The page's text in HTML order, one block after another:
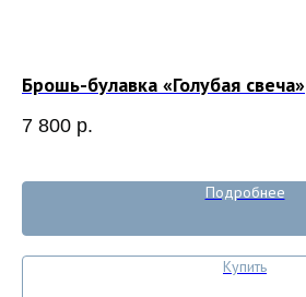
Брошь-булавка «Голубая свеча»
7 800 р.
Подробнее
Купить